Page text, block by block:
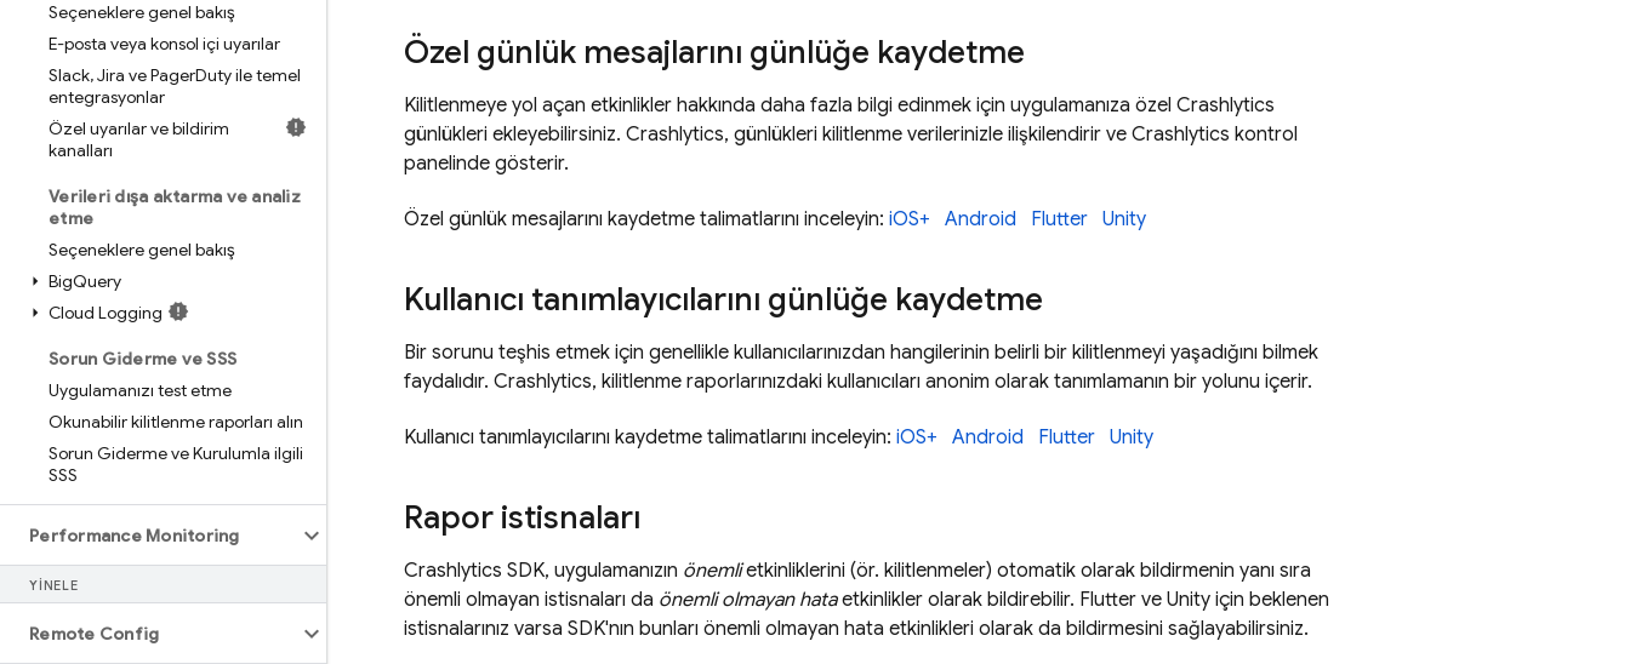
Seçeneklere genel bakış
E-posta veya konsol içi uyarılar
Slack,Jira ve PagerDuty ile temel
entegrasyonlar
Özel uyarılar ve bildirim
kanalları
Verileri dışa aktarma ve analiz
etme
Seçeneklere genel bakış
BigQuery
Cloud Logging
Sorun Giderme ve SSS
Uygulamanızı test etme
Okunabilir kilitlenme raporları alın
Sorun Giderme ve Kurulumla ilgili
SSS
Performance Monitoring
YINELE
Remote Config
Özel günlük mesajlarını günlüğe kaydetme
Kilitlenmeye yol açan etkinlikler hakkında daha fazla bilgi edinmek için uygulamanıza özel Crashlytics
günlükleri ekleyebilirsiniz. Crashlytics, günlükleri kilitlenme verilerinizle ilişkilendirir ve Crashlytics kontrol
panelinde gösterir.
Özel günlük mesajlarını kaydetme talimatlarını inceleyin: iOS+ Android Flutter Unity
Kullanıcı tanımlayıcılarını günlüğe kaydetme
Bir sorunu teşhis etmek için genellikle kullanıcılarınızdan hangilerinin belirli bir kilitlenmeyi yaşadığını bilmek
faydalıdır. Crashlytics, kilitlenme raporlarınızdaki kullanıcıları anonim olarak tanımlamanın bir yolunu içerir.
Kullanıcı tanımlayıcılarını kaydetme talimatlarını inceleyin: iOS+ Android Flutter Unity
Rapor istisnaları
Crashlytics SDK, uygulamanızın önemlietkinliklerini (ör. kilitlenmeler) otomatik olarak bildirmenin yanı sıra
önemli olmayan istisnaları da önemli olmayan hataetkinlikler olarak bildirebilir. Flutter ve Unity için beklenen
istisnalarınız varsa SDK'nın bunları önemli olmayan hata etkinlikleri olarak da bildirmesini sağlayabilirsiniz.